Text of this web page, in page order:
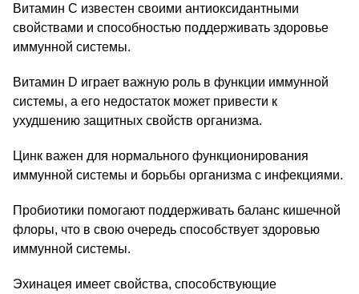
Витамин C известен своими антиоксидантными
свойствами и способностью поддерживать здоровье
иммунной системы.
Витамин D играет важную роль в функции иммунной
системы, а его недостаток может привести к
ухудшению защитных свойств организма.
Цинк важен для нормального функционирования
иммунной системы и борьбы организма с инфекциями.
Пробиотики помогают поддерживать баланс кишечной
флоры, что в свою очередь способствует здоровью
иммунной системы.
Эхинацея имеет свойства, способствующие